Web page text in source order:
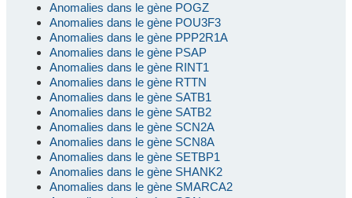
Anomalies dans le gène POGZ
Anomalies dans le gène POU3F3
Anomalies dans le gène PPP2R1A
Anomalies dans le gène PSAP
Anomalies dans le gène RINT1
Anomalies dans le gène RTTN
Anomalies dans le gène SATB1
Anomalies dans le gène SATB2
Anomalies dans le gène SCN2A
Anomalies dans le gène SCN8A
Anomalies dans le gène SETBP1
Anomalies dans le gène SHANK2
Anomalies dans le gène SMARCA2